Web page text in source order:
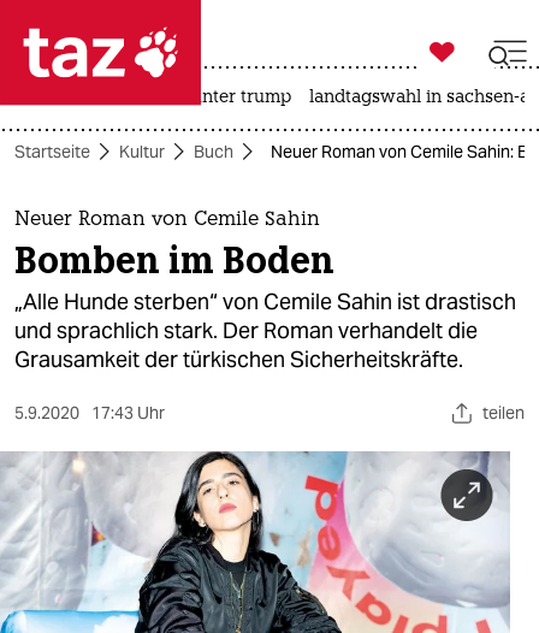
 taz zahl ich
taz zahl ich
themen
politik
öko
sport
berlin
nord

taz zahl ich
usa unter trump landtagswahl in sachsen-
Startseite Kultur Buch Neuer Roman von Cemile Sahin:
Neuer Roman von Cemile Sahin
Bomben im Boden
„Alle Hunde sterben“ von Cemile Sahin ist drastisch
und sprachlich stark. Der Roman verhandelt die
Grausamkeit der türkischen Sicherheitskräfte.
5.9.2020 17:43 Uhr teilen